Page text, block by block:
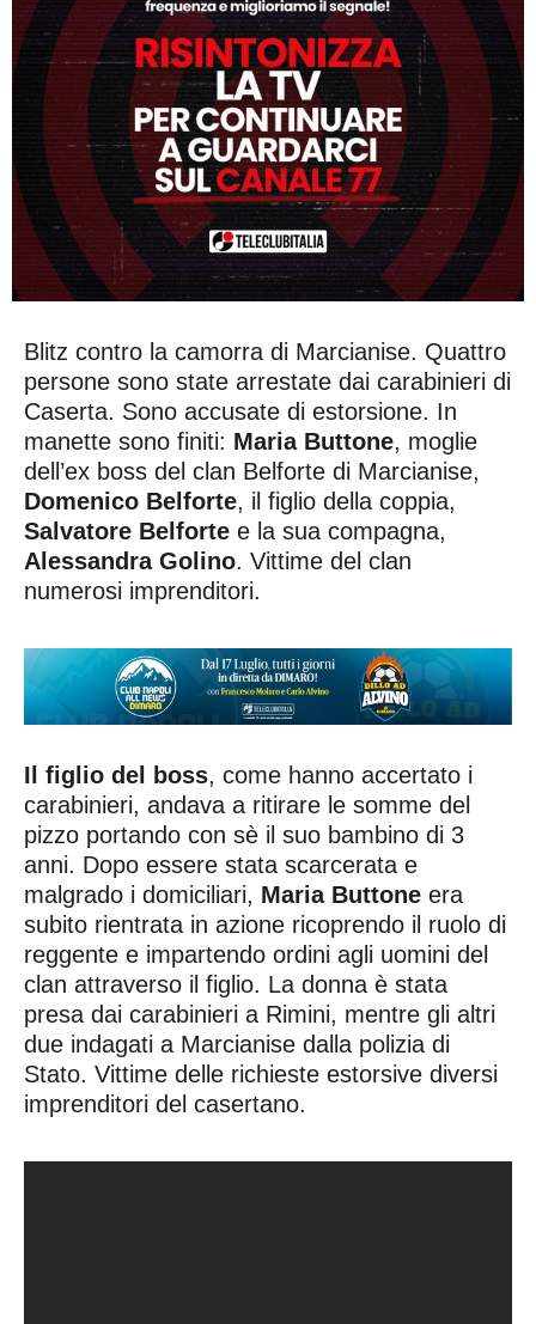
Blitz contro la camorra di Marcianise. Quattro
persone sono state arrestate dai carabinieri di
Caserta. Sono accusate di estorsione. In
manette sono finiti: Maria Buttone, moglie
dell’ex boss del clan Belforte di Marcianise,
Domenico Belforte, il figlio della coppia,
Salvatore Belforte e la sua compagna,
Alessandra Golino. Vittime del clan
numerosi imprenditori.
Il figlio del boss, come hanno accertato i
carabinieri, andava a ritirare le somme del
pizzo portando con sè il suo bambino di 3
anni. Dopo essere stata scarcerata e
malgrado i domiciliari, Maria Buttone era
subito rientrata in azione ricoprendo il ruolo di
reggente e impartendo ordini agli uomini del
clan attraverso il figlio. La donna è stata
presa dai carabinieri a Rimini, mentre gli altri
due indagati a Marcianise dalla polizia di
Stato. Vittime delle richieste estorsive diversi
imprenditori del casertano.